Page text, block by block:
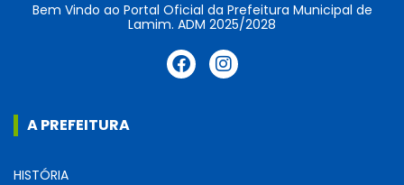
Bem Vindo ao Portal Oficial da Prefeitura Municipal de
Lamim. ADM 2025/2028
A PREFEITURA
HISTÓRIA